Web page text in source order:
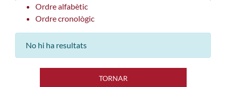
Ordre alfabètic
Ordre cronològic
No hi ha resultats
TORNAR